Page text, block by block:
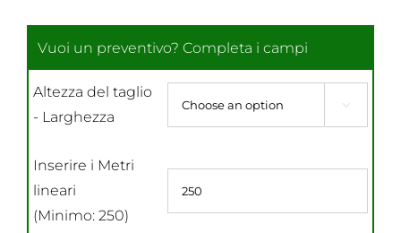
Altezza del taglio
- Larghezza

Inserire i Metri
lineari
(Minimo: 250)